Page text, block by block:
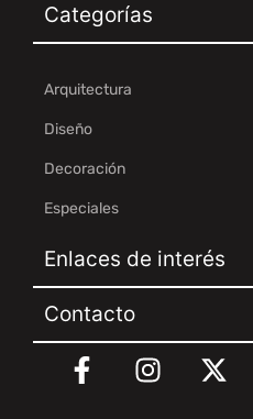
Categorías
Arquitectura
Diseño
Decoración
Especiales
Enlaces de interés
Contacto